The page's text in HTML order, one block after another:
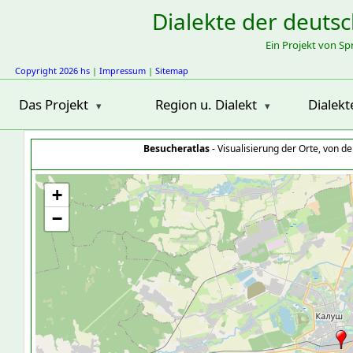
Dialekte der
Ein Projekt von
Copyright 2026 hs | Impressum | Sitemap
Das Projekt Region u. Dialekt
Besucheratlas- Visualisierung der Orte, von
+
−